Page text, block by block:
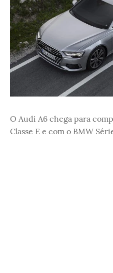
O Audi A6 chega para
Classe E e com o BMW